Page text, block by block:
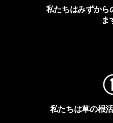
私たちはみずから
ま
私たちは草の根